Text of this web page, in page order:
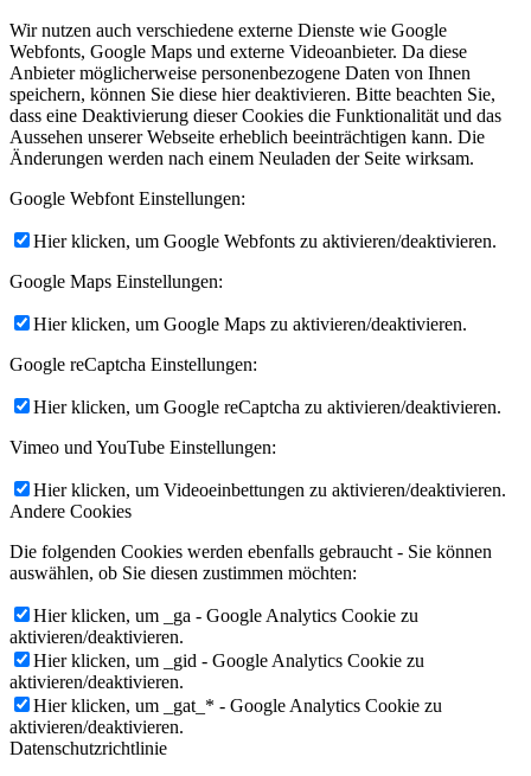
Wir nutzen auch verschiedene externe Dienste wie Google
Webfonts, Google Maps und externe Videoanbieter. Da diese
Anbieter möglicherweise personenbezogene Daten von Ihnen
speichern, können Sie diese hier deaktivieren. Bitte beachten Sie,
dass eine Deaktivierung dieser Cookies die Funktionalität und das
Aussehen unserer Webseite erheblich beeinträchtigen kann. Die
Änderungen werden nach einem Neuladen der Seite wirksam.
Google Webfont Einstellungen:
Hier klicken, um Google Webfonts zu aktivieren/deaktivieren.
Google Maps Einstellungen:
Hier klicken, um Google Maps zu aktivieren/deaktivieren.
Google reCaptcha Einstellungen:
Hier klicken, um Google reCaptcha zu aktivieren/deaktivieren.
Vimeo und YouTube Einstellungen:
Hier klicken, um Videoeinbettungen zu aktivieren/deaktivieren.
Andere Cookies
Die folgenden Cookies werden ebenfalls gebraucht - Sie können
auswählen, ob Sie diesen zustimmen möchten:
Hier klicken, um _ga - Google Analytics Cookie zu
aktivieren/deaktivieren.
Hier klicken, um _gid - Google Analytics Cookie zu
aktivieren/deaktivieren.
Hier klicken, um _gat_* - Google Analytics Cookie zu
aktivieren/deaktivieren.
Datenschutzrichtlinie